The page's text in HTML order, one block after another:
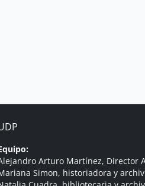
Arturo Martínez, Director
Simon, historiadora y